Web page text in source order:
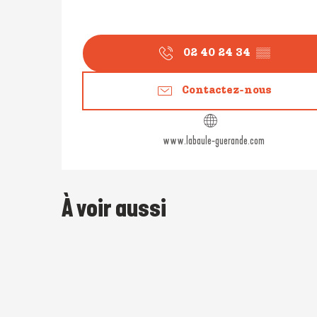
02 40 24 34 ▒▒
Contactez-nous
www.labaule-guerande.com
À voir aussi